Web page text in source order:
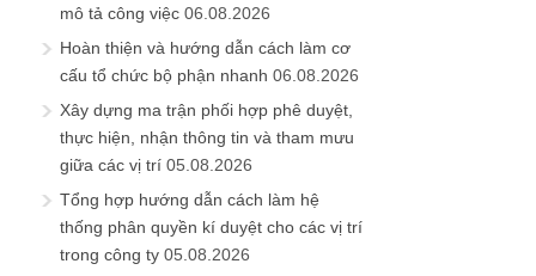
mô tả công việc 06.08.2026
Hoàn thiện và hướng dẫn cách làm cơ
cấu tổ chức bộ phận nhanh 06.08.2026
Xây dựng ma trận phối hợp phê duyệt,
thực hiện, nhận thông tin và tham mưu
giữa các vị trí 05.08.2026
Tổng hợp hướng dẫn cách làm hệ
thống phân quyền kí duyệt cho các vị trí
trong công ty 05.08.2026